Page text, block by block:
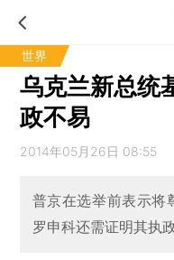
世界
乌克兰新总统
政不易
2014年05月26日 08:55
普京在选举前表示将
罗申科还需证明其执